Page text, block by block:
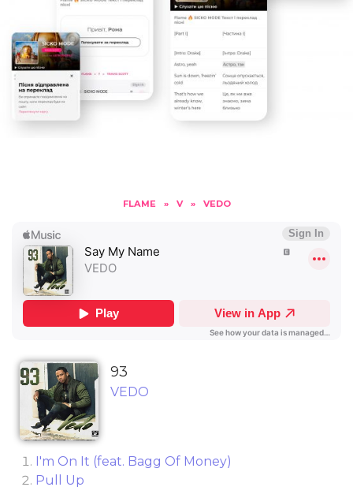
FLAME » V » VEDO
93
VEDO
I'm On It (feat. Bagg Of Money)
Pull Up